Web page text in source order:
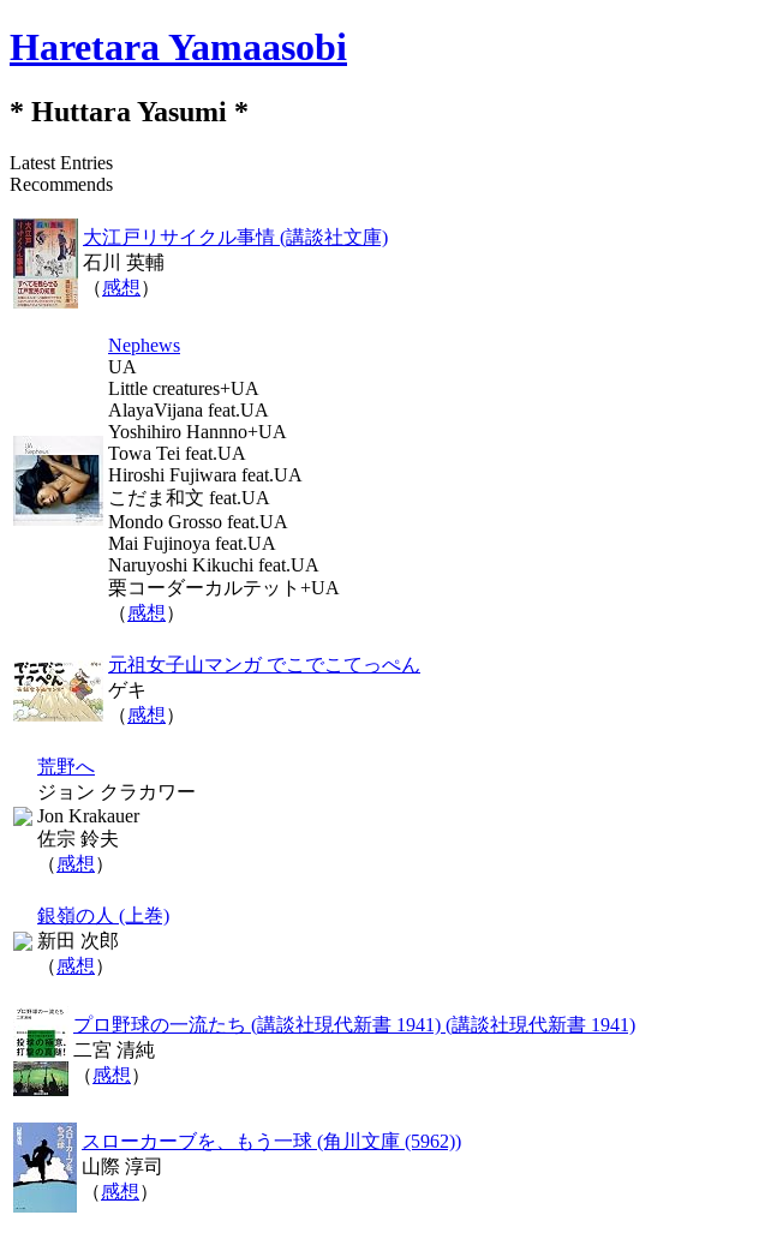
Haretara Yamaasobi
* Huttara Yasumi *
Latest Entries
Recommends
大江戸リサイクル事情 (講談社文庫)
石川 英輔
（感想）
Nephews
UA
Little creatures+UA
AlayaVijana feat.UA
Yoshihiro Hannno+UA
Towa Tei feat.UA
Hiroshi Fujiwara feat.UA
こだま和文 feat.UA
Mondo Grosso feat.UA
Mai Fujinoya feat.UA
Naruyoshi Kikuchi feat.UA
栗コーダーカルテット+UA
（感想）
元祖女子山マンガ でこでこてっぺん
ゲキ
（感想）
荒野へ
ジョン クラカワー
Jon Krakauer
佐宗 鈴夫
（感想）
銀嶺の人 (上巻)
新田 次郎
（感想）
プロ野球の一流たち (講談社現代新書 1941) (講談社現代新書 1941)
二宮 清純
（感想）
スローカーブを、もう一球 (角川文庫 (5962))
山際 淳司
（感想）